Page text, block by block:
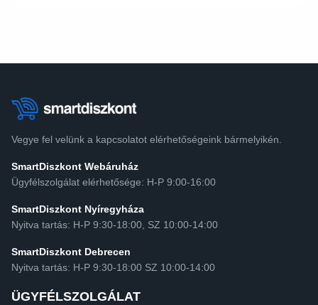
Vegye fel velünk a kapcsolatot elérhetőségeink bármelyikén.
SmartDiszkont Webáruház
Ügyfélszolgálat elérhetősége: H-P 9:00-16:00
SmartDiszkont Nyíregyháza
Nyitva tartás: H-P 9:30-18:00, SZ 10:00-14:00
SmartDiszkont Debrecen
Nyitva tartás: H-P 9:30-18:00 SZ 10:00-14:00
ÜGYFÉLSZOLGÁLAT